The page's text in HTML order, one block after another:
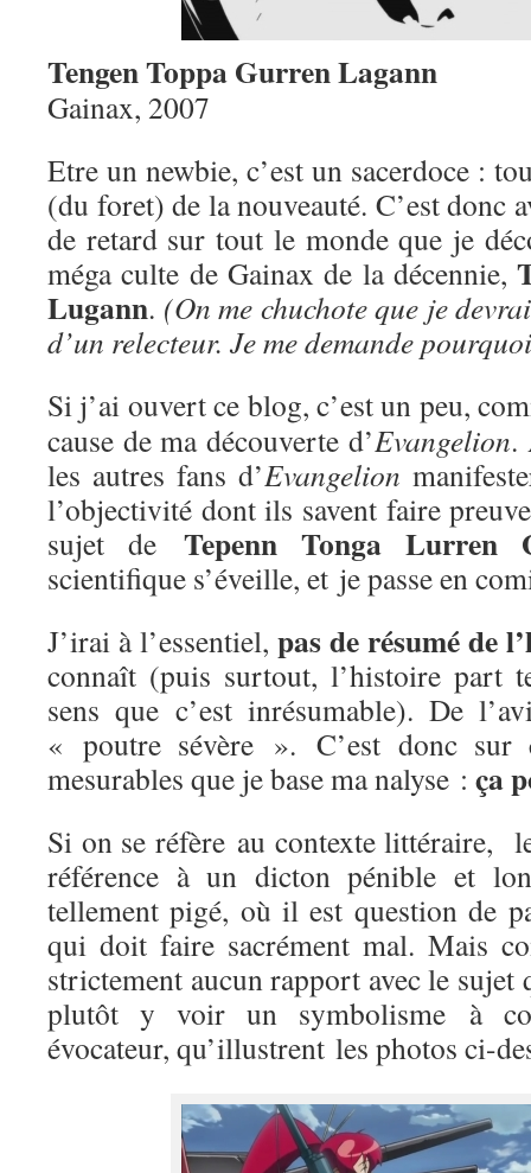
Tengen Toppa Gurren Lagann
Gainax, 2007
Etre un newbie, c’est un sacerdoce :
(du foret) de la nouveauté. C’est donc
de retard sur tout le monde que je
méga culte de Gainax de la décennie,
Lugann. (On me chuchote que je
d’un relecteur. Je me demande
Si j’ai ouvert ce blog, c’est un peu,
cause de ma découverte d’Evangelion.
les autres fans d’Evangelion
l’objectivité dont ils savent faire
sujet de Tepenn Tonga Lurren
scientifique s’éveille, et je passe en
J’irai à l’essentiel, pas de résumé de
connaît (puis surtout, l’histoire part
sens que c’est inrésumable). De
« poutre sévère ». C’est donc sur
mesurables que je base ma nalyse : ça
Si on se réfère au contexte littéraire,
référence à un dicton pénible et
tellement pigé, où il est question de
qui doit faire sacrément mal. Mais
strictement aucun rapport avec le
plutôt y voir un symbolisme à
évocateur, qu’illustrent les photos ci-